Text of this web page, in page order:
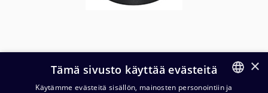
×
Tämä sivusto käyttää evästeitä
Käytämme evästeitä sisällön, mainosten personointiin ja